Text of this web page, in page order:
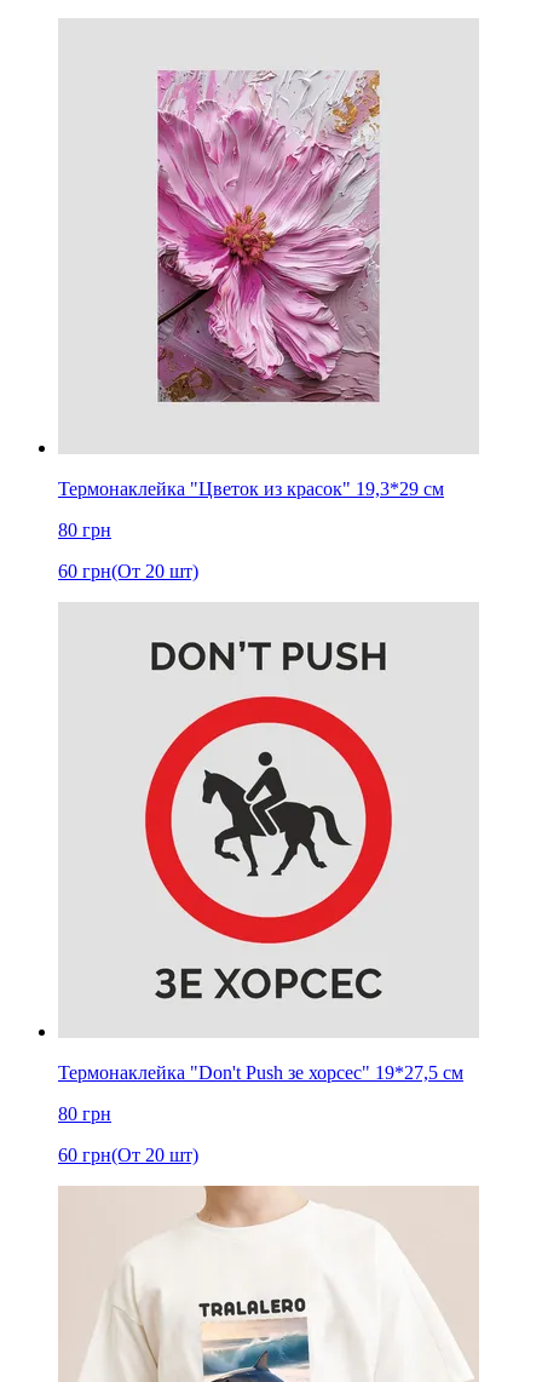
Термонаклейка "Цветок из красок" 19,3*29 см
80 грн
60 грн(От 20 шт)
Термонаклейка "Don't Push зе хорсес" 19*27,5 см
80 грн
60 грн(От 20 шт)